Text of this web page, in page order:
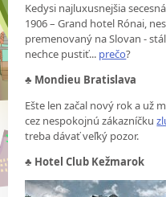
Kedysi najluxusnejšia
1906 – Grand hotel Rónai,
premenovaný na Slovan -
nechce pustiť... prečo?
♣ Mondieu Bratislava
Ešte len začal nový rok a už
cez nespokojnú zákazníčku
treba dávať veľký pozor.
♣ Hotel Club Kežmarok